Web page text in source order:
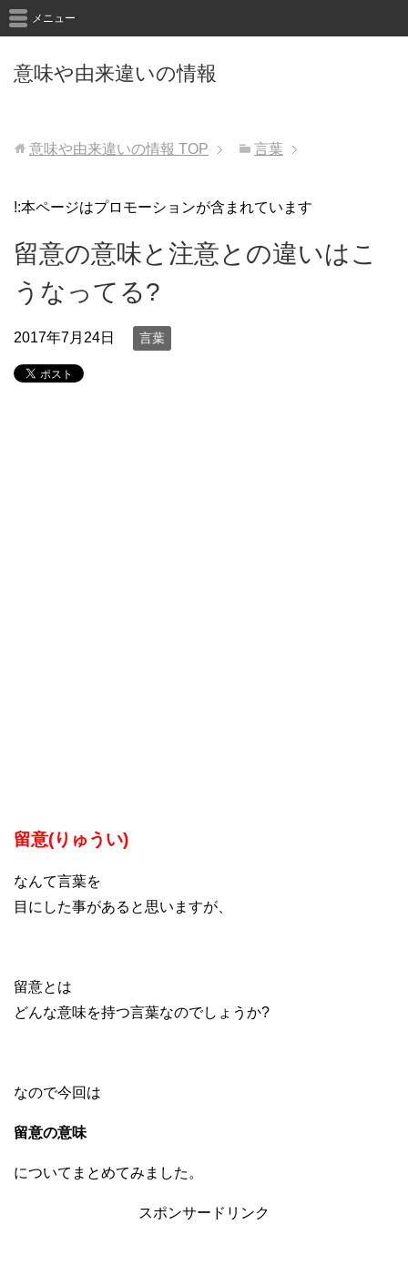
意味や由来違いの情報
メニュー
意味や由来違いの情報 TOP 言葉
!:本ページはプロモーションが含まれています
留意の意味と注意との違いはこ
うなってる?
2017年7月24日 言葉
留意(りゅうい)
なんて言葉を
目にした事があると思いますが、
留意とは
どんな意味を持つ言葉なのでしょうか?
なので今回は
留意の意味
についてまとめてみました。
スポンサードリンク